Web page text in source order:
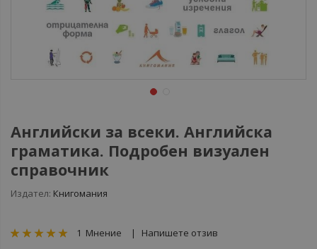
Английски за всеки. Английска
граматика. Подробен визуален
справочник
Издател: Книгомания
рейтинг:
1 Мнение Напишете отзив